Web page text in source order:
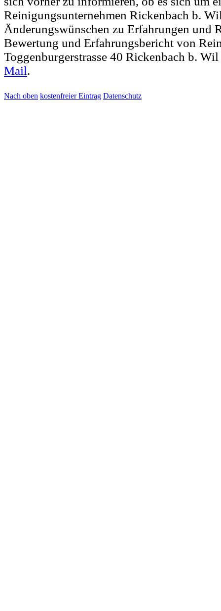
Reinigungsunternehmen Rickenbach b.
Änderungswünschen zu Erfahrungen und
Bewertung und Erfahrungsbericht von
Toggenburgerstrasse 40 Rickenbach b.
Mail.
Nach oben kostenfreier Eintrag Datenschutz